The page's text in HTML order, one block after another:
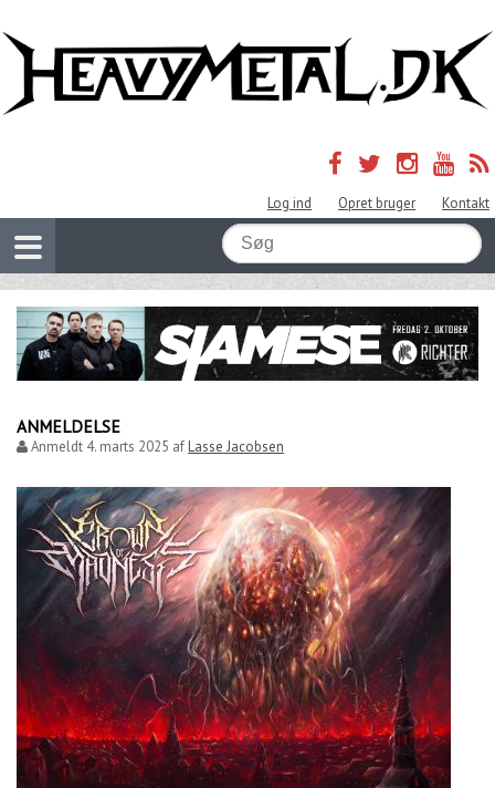
Log ind Opret bruger Kontakt
ANMELDELSE
Anmeldt 4. marts 2025 afLasse Jacobsen